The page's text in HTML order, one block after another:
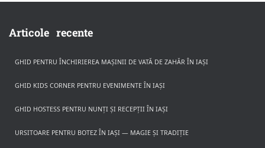
Articole recente
GHID PENTRU ÎNCHIRIEREA MAȘINII DE VATĂ DE ZAHĂR ÎN IAȘI
GHID KIDS CORNER PENTRU EVENIMENTE ÎN IAȘI
GHID HOSTESS PENTRU NUNȚI ȘI RECEPȚII ÎN IAȘI
URSITOARE PENTRU BOTEZ ÎN IAȘI — MAGIE ȘI TRADIȚIE